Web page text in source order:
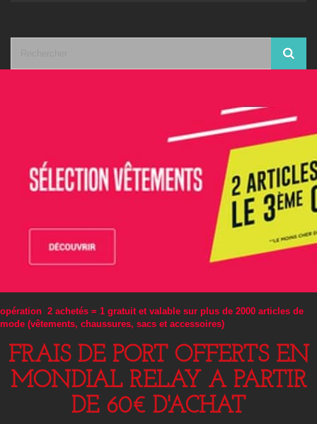
opération 2 achetés = 1 gratuit et valable sur plus de 2000 articles de
mode (vêtements, chaussures, sacs et accessoires)
FRAIS DE PORT OFFERTS EN
MONDIAL RELAY A PARTIR
DE 60€ D'ACHAT